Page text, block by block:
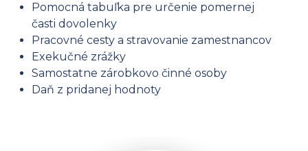
Pomocná tabuľka pre určenie pomernej
časti dovolenky
Pracovné cesty a stravovanie zamestnancov
Exekučné zrážky
Samostatne zárobkovo činné osoby
Daň z pridanej hodnoty